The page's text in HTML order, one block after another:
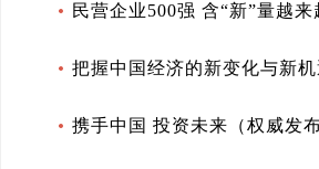
民营企业500强 含“新”量越来
把握中国经济的新变化与新机
携手中国 投资未来（权威发布